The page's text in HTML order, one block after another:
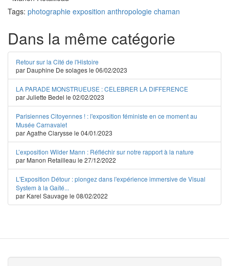
Tags: photographie exposition anthropologie chaman
Dans la même catégorie
Retour sur la Cité de l'Histoire
par Dauphine De solages le 06/02/2023
LA PARADE MONSTRUEUSE : CELEBRER LA DIFFERENCE
par Juliette Bedel le 02/02/2023
Parisiennes Citoyennes ! : l'exposition féministe en ce moment au
Musée Carnavalet
par Agathe Clarysse le 04/01/2023
L’exposition Wilder Mann : Réfléchir sur notre rapport à la nature
par Manon Retailleau le 27/12/2022
L'Exposition Détour : plongez dans l'expérience immersive de Visual
System à la Gaîté...
par Karel Sauvage le 08/02/2022